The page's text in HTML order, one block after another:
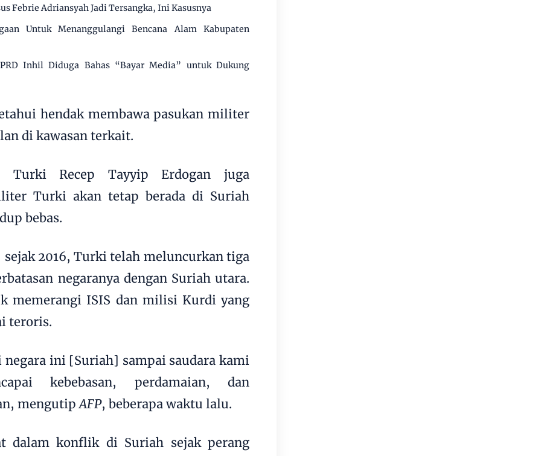
Febrie Adriansyah Jadi Tersangka, Ini Kasusnya
Untuk Menanggulangi Bencana Alam Kabupaten
Inhil Diduga Bahas “Bayar Media” untuk Dukung
hendak membawa pasukan militer
di kawasan terkait.
Turki Recep Tayyip Erdogan juga
Turki akan tetap berada di Suriah
bebas.
sejak 2016, Turki telah meluncurkan tiga
negaranya dengan Suriah utara.
memerangi ISIS dan milisi Kurdi yang
teroris.
ini [Suriah] sampai saudara kami
kebebasan, perdamaian, dan
mengutipAFP, beberapa waktu lalu.
dalam konflik di Suriah sejak perang